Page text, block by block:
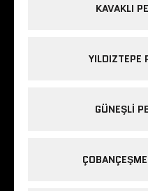
KAVAKLI
YILDIZTEPE
GÜNEŞLI